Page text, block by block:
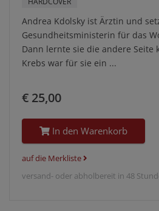
Andrea Kdolsky ist Ärztin und
Gesundheitsministerin für das
Dann lernte sie die andere Seite
Krebs war für sie ein ...
€ 25,00
In den Warenkorb
auf die Merkliste
versand- oder abholbereit in 48